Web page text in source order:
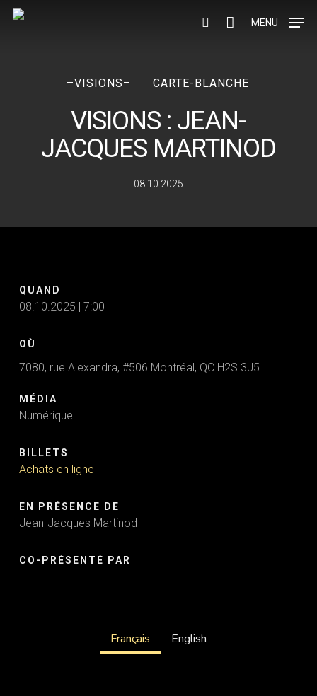
Skip
search
MENU
–VISIONS– CARTE-BLANCHE
VISIONS : JEAN-
JACQUES MARTINOD
08.10.2025
QUAND
08.10.2025 | 7:00
OÙ
7080, rue Alexandra, #506 Montréal, QC H2S 3J5
MÉDIA
Numérique
BILLETS
Achats en ligne
EN PRÉSENCE DE
Jean-Jacques Martinod
CO-PRÉSENTÉ PAR
Français English